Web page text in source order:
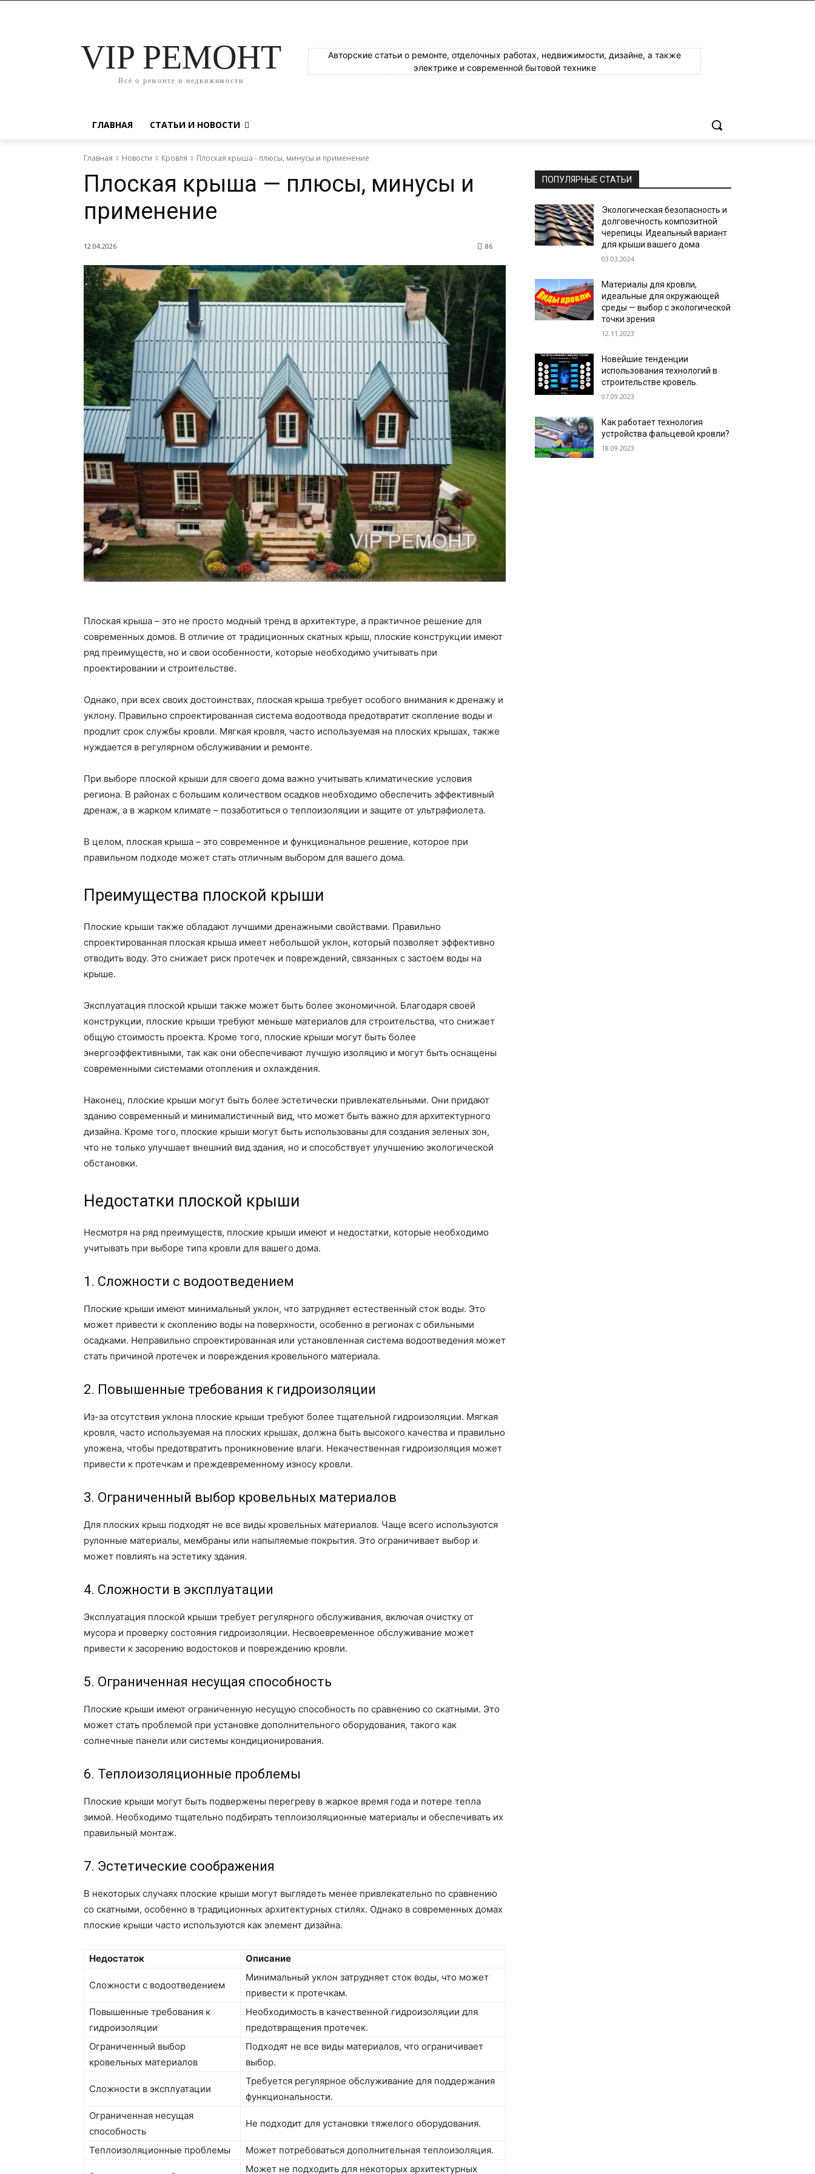
VIP РЕМОНТ
Всё о ремонте и недвижимости
Авторские статьи о ремонте, отделочных работах, недвижимости, дизайне, а также
электрике и современной бытовой технике
ГЛАВНАЯ СТАТЬИ И НОВОСТИ
Главная Новости Кровля Плоская крыша - плюсы, минусы и применение
Плоская крыша — плюсы, минусы и
применение
12.04.2026 86
Плоская крыша – это не просто модный тренд в архитектуре, а практичное решение для
современных домов. В отличие от традиционных скатных крыш, плоские конструкции имеют
ряд преимуществ, но и свои особенности, которые необходимо учитывать при
проектировании и строительстве.
Однако, при всех своих достоинствах, плоская крыша требует особого внимания к дренажу и
уклону. Правильно спроектированная система водоотвода предотвратит скопление воды и
продлит срок службы кровли. Мягкая кровля, часто используемая на плоских крышах, также
нуждается в регулярном обслуживании и ремонте.
При выборе плоской крыши для своего дома важно учитывать климатические условия
региона. В районах с большим количеством осадков необходимо обеспечить эффективный
дренаж, а в жарком климате – позаботиться о теплоизоляции и защите от ультрафиолета.
В целом, плоская крыша – это современное и функциональное решение, которое при
правильном подходе может стать отличным выбором для вашего дома.
Преимущества плоской крыши
Плоские крыши также обладают лучшими дренажными свойствами. Правильно
спроектированная плоская крыша имеет небольшой уклон, который позволяет эффективно
отводить воду. Это снижает риск протечек и повреждений, связанных с застоем воды на
крыше.
Эксплуатация плоской крыши также может быть более экономичной. Благодаря своей
конструкции, плоские крыши требуют меньше материалов для строительства, что снижает
общую стоимость проекта. Кроме того, плоские крыши могут быть более
энергоэффективными, так как они обеспечивают лучшую изоляцию и могут быть оснащены
современными системами отопления и охлаждения.
Наконец, плоские крыши могут быть более эстетически привлекательными. Они придают
зданию современный и минималистичный вид, что может быть важно для архитектурного
дизайна. Кроме того, плоские крыши могут быть использованы для создания зеленых зон,
что не только улучшает внешний вид здания, но и способствует улучшению экологической
обстановки.
Недостатки плоской крыши
Несмотря на ряд преимуществ, плоские крыши имеют и недостатки, которые необходимо
учитывать при выборе типа кровли для вашего дома.
1. Сложности с водоотведением
Плоские крыши имеют минимальный уклон, что затрудняет естественный сток воды. Это
может привести к скоплению воды на поверхности, особенно в регионах с обильными
осадками. Неправильно спроектированная или установленная система водоотведения может
стать причиной протечек и повреждения кровельного материала.
2. Повышенные требования к гидроизоляции
Из-за отсутствия уклона плоские крыши требуют более тщательной гидроизоляции. Мягкая
кровля, часто используемая на плоских крышах, должна быть высокого качества и правильно
уложена, чтобы предотвратить проникновение влаги. Некачественная гидроизоляция может
привести к протечкам и преждевременному износу кровли.
3. Ограниченный выбор кровельных материалов
Для плоских крыш подходят не все виды кровельных материалов. Чаще всего используются
рулонные материалы, мембраны или напыляемые покрытия. Это ограничивает выбор и
может повлиять на эстетику здания.
4. Сложности в эксплуатации
Эксплуатация плоской крыши требует регулярного обслуживания, включая очистку от
мусора и проверку состояния гидроизоляции. Несвоевременное обслуживание может
привести к засорению водостоков и повреждению кровли.
5. Ограниченная несущая способность
Плоские крыши имеют ограниченную несущую способность по сравнению со скатными. Это
может стать проблемой при установке дополнительного оборудования, такого как
солнечные панели или системы кондиционирования.
6. Теплоизоляционные проблемы
Плоские крыши могут быть подвержены перегреву в жаркое время года и потере тепла
зимой. Необходимо тщательно подбирать теплоизоляционные материалы и обеспечивать их
правильный монтаж.
7. Эстетические соображения
В некоторых случаях плоские крыши могут выглядеть менее привлекательно по сравнению
со скатными, особенно в традиционных архитектурных стилях. Однако в современных домах
плоские крыши часто используются как элемент дизайна.
Недостаток Описание
Сложности с водоотведением
Минимальный уклон затрудняет сток воды, что может
привести к протечкам.
Повышенные требования к
гидроизоляции
Необходимость в качественной гидроизоляции для
предотвращения протечек.
Ограниченный выбор
кровельных материалов
Подходят не все виды материалов, что ограничивает
выбор.
Сложности в эксплуатации
Требуется регулярное обслуживание для поддержания
функциональности.
Ограниченная несущая
способность
Не подходит для установки тяжелого оборудования.
Теплоизоляционные проблемы Может потребоваться дополнительная теплоизоляция.
Может не подходить для некоторых архитектурных
ПОПУЛЯРНЫЕ СТАТЬИ
Экологическая безопасность и
долговечность композитной
черепицы. Идеальный вариант
для крыши вашего дома
03.03.2024
Материалы для кровли,
идеальные для окружающей
среды — выбор с экологической
точки зрения
12.11.2023
Новейшие тенденции
использования технологий в
строительстве кровель.
07.09.2023
Как работает технология
устройства фальцевой кровли?
18.09.2023